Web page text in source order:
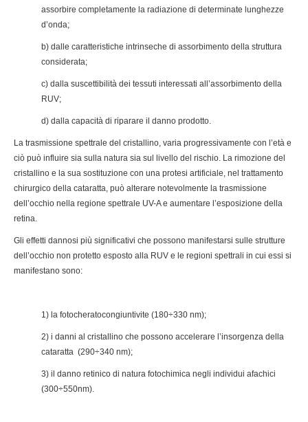
assorbire completamente la radiazione di determinate lunghezze
d’onda;
b) dalle caratteristiche intrinseche di assorbimento della struttura
considerata;
c) dalla suscettibilità dei tessuti interessati all’assorbimento della
RUV;
d) dalla capacità di riparare il danno prodotto.
La trasmissione spettrale del cristallino, varia progressivamente con l’età e
ciò può influire sia sulla natura sia sul livello del rischio. La rimozione del
cristallino e la sua sostituzione con una protesi artificiale, nel trattamento
chirurgico della cataratta, può alterare notevolmente la trasmissione
dell’occhio nella regione spettrale UV-A e aumentare l’esposizione della
retina.
Gli effetti dannosi più significativi che possono manifestarsi sulle strutture
dell’occhio non protetto esposto alla RUV e le regioni spettrali in cui essi si
manifestano sono:
1) la fotocheratocongiuntivite (180÷330 nm);
2) i danni al cristallino che possono accelerare l’insorgenza della
cataratta (290÷340 nm);
3) il danno retinico di natura fotochimica negli individui afachici
(300÷550nm).